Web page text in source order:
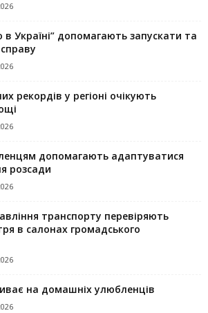
в Україні” допомагають запускaти та
рекордів у регіоні очікують
допомагають адаптуватися
розсади
транспорту перевіряють
в салонах громадського
на домашніх улюбленців